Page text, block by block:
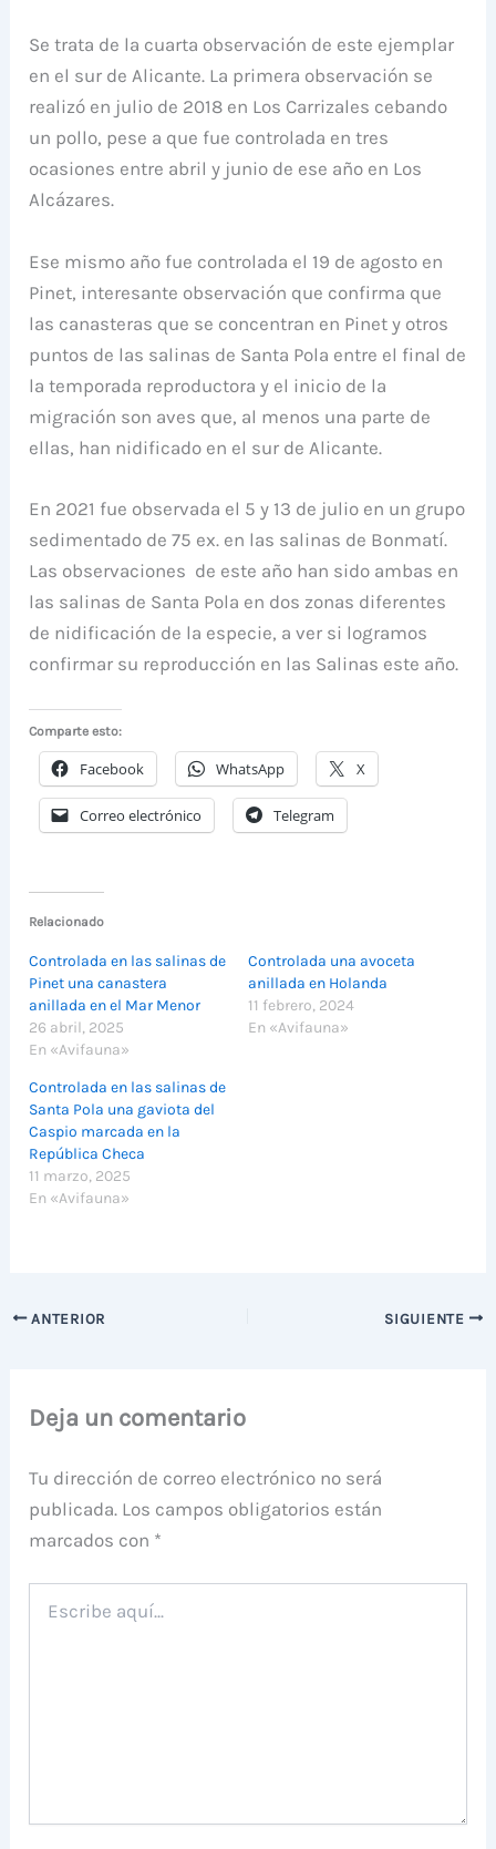
Se trata de la cuarta observación de este ejemplar
en el sur de Alicante. La primera observación se
realizó en julio de 2018 en Los Carrizales cebando
un pollo, pese a que fue controlada en tres
ocasiones entre abril y junio de ese año en Los
Alcázares.
Ese mismo año fue controlada el 19 de agosto en
Pinet, interesante observación que confirma que
las canasteras que se concentran en Pinet y otros
puntos de las salinas de Santa Pola entre el final de
la temporada reproductora y el inicio de la
migración son aves que, al menos una parte de
ellas, han nidificado en el sur de Alicante.
En 2021 fue observada el 5 y 13 de julio en un grupo
sedimentado de 75 ex. en las salinas de Bonmatí.
Las observaciones de este año han sido ambas en
las salinas de Santa Pola en dos zonas diferentes
de nidificación de la especie, a ver si logramos
confirmar su reproducción en las Salinas este año.
Comparte esto:
Facebook WhatsApp X
Correo electrónico Telegram
Relacionado
Controlada en las salinas de
Pinet una canastera
anillada en el Mar Menor
26 abril, 2025
En «Avifauna»
Controlada una avoceta
anillada en Holanda
11 febrero, 2024
En «Avifauna»
Controlada en las salinas de
Santa Pola una gaviota del
Caspio marcada en la
República Checa
11 marzo, 2025
En «Avifauna»
ANTERIOR SIGUIENTE
Deja un comentario
Tu dirección de correo electrónico no será
publicada. Los campos obligatorios están
marcados con *
aquí...